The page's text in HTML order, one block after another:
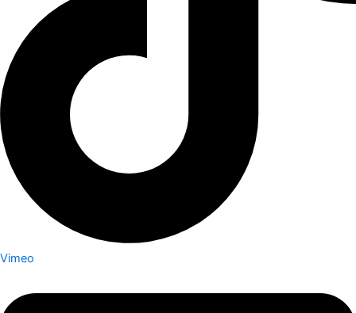
Vimeo